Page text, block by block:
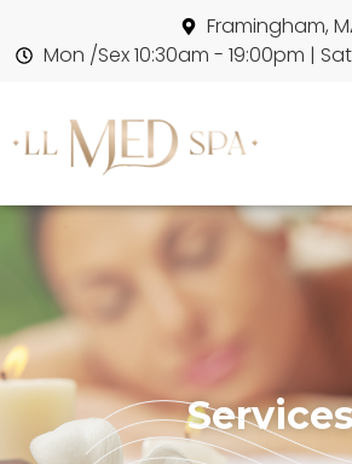
Framingham,
Mon /Sex 10:30am - 19:00pm |
Services